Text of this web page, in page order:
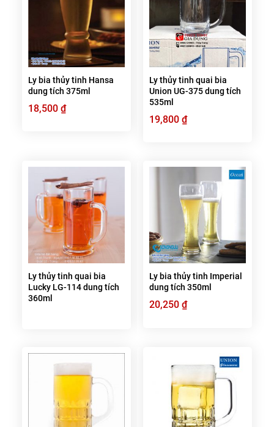
Ly bia thủy tinh Hansa
dung tích 375ml
18,500 ₫
Ly thủy tinh quai bia
Union UG-375 dung tích
535ml
19,800 ₫
Ly thủy tinh quai bia
Lucky LG-114 dung tích
360ml
Ly bia thủy tinh Imperial
dung tích 350ml
20,250 ₫